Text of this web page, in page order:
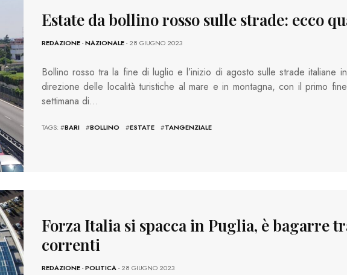
Estate da bollino rosso sulle strade: ecco
REDAZIONE-NAZIONALE- 28 GIUGNO 2023
Bollino rosso tra la fine di luglio e l’inizio di agosto sulle strade italiane in
direzione delle località turistiche al mare e in montagna, con il primo fine
settimana di…
TAGS: #BARI #BOLLINO #ESTATE #TANGENZIALE
Forza Italia si spacca in Puglia, è bagarre
correnti
REDAZIONE-POLITICA- 28 GIUGNO 2023